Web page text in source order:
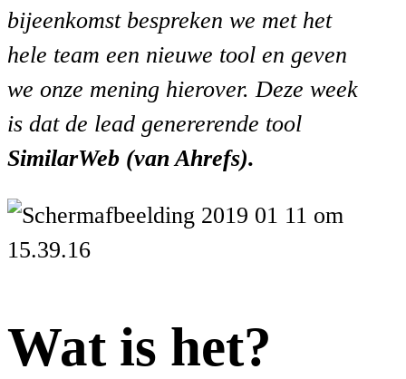
bijeenkomst bespreken we met het
hele team een nieuwe tool en geven
we onze mening hierover. Deze week
is dat de lead genererende tool
SimilarWeb (van Ahrefs).
Wat is het?